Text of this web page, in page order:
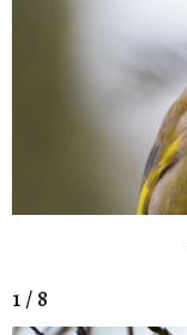
1 / 8